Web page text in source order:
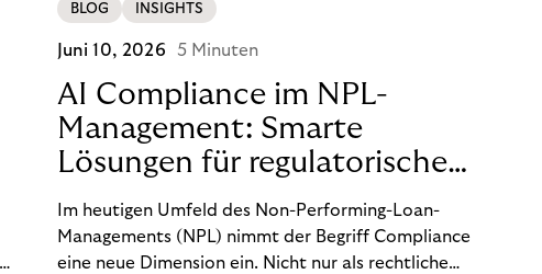
BLOG INSIGHTS
Juni 10, 2026 5 Minuten
AI Compliance im NPL-
Management: Smarte
Lösungen für regulatorische
Sicherheit
Im heutigen Umfeld des Non-Performing-Loan-
Managements (NPL) nimmt der Begriff Compliance
eine neue Dimension ein. Nicht nur als rechtliche